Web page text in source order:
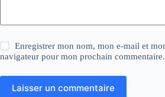
Enregistrer mon nom, mon e-mail et
navigateur pour mon prochain commentaire.
Laisser un commentaire